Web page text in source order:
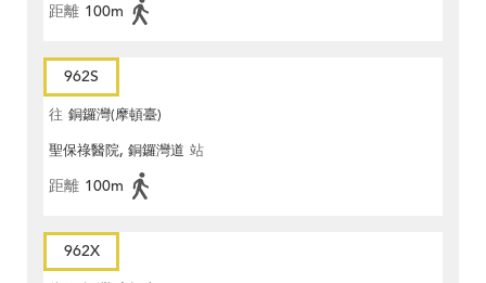
距離 100m
962S
往 銅鑼灣(摩頓臺)
聖保祿醫院, 銅鑼灣道 站
距離 100m
962X